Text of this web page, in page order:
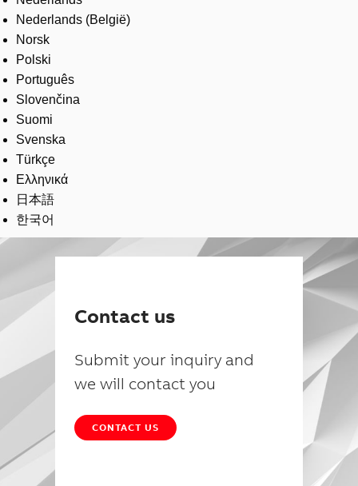
Nederlands (België)
Norsk
Polski
Português
Slovenčina
Suomi
Svenska
Türkçe
Ελληνικά
日本語
한국어
Contact us
Submit your inquiry and
we will contact you
CONTACT US